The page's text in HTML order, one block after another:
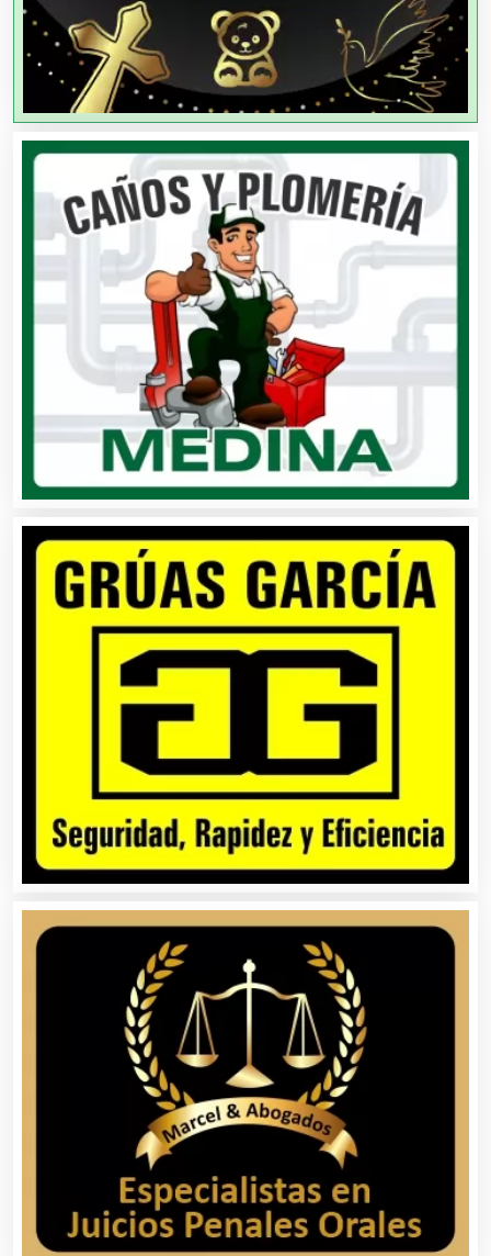
Animadores de Eventos
Aparatos y Equipos Eléctricos
Arquitectos
Artes Gráficas
Artesanías
Artículos de Oficina
Artículos Deportivos
Artículos Importados
Artículos para el Hogar
Artículos para Regalos
Artículos Personales
Artículos Publicitarios
Aseguradoras
Asesores Técnicos